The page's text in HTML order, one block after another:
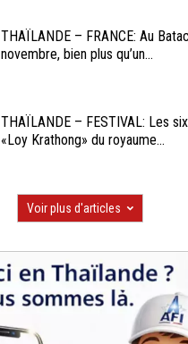
THAÏLANDE – FRANCE: Au
novembre, bien plus qu’un...
THAÏLANDE – FESTIVAL: Les
«Loy Krathong» du royaume...
Voir plus d'articles